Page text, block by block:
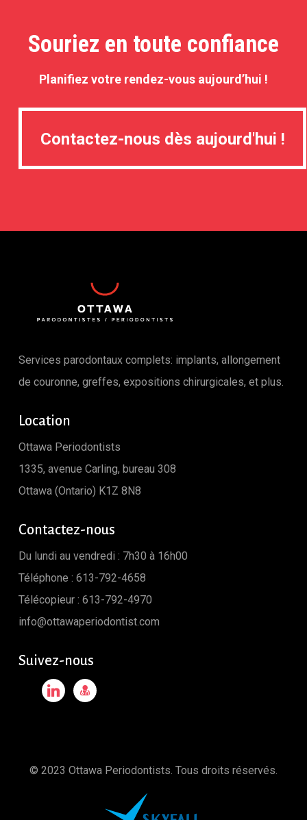
Souriez en toute confiance
Planifiez votre rendez-vous aujourd’hui !
Contactez-nous dès aujourd'hui !
Contactez-nous dès aujourd'hui !
Services parodontaux complets: implants, allongement
de couronne, greffes, expositions chirurgicales, et plus.
Location
Ottawa Periodontists
1335, avenue Carling, bureau 308
Ottawa (Ontario) K1Z 8N8
Contactez-nous
Du lundi au vendredi : 7h30 à 16h00
Téléphone : 613-792-4658
Télécopieur : 613-792-4970
info@ottawaperiodontist.com
Suivez-nous
linkedinuser-
© 2023 Ottawa Periodontists. Tous droits réservés.